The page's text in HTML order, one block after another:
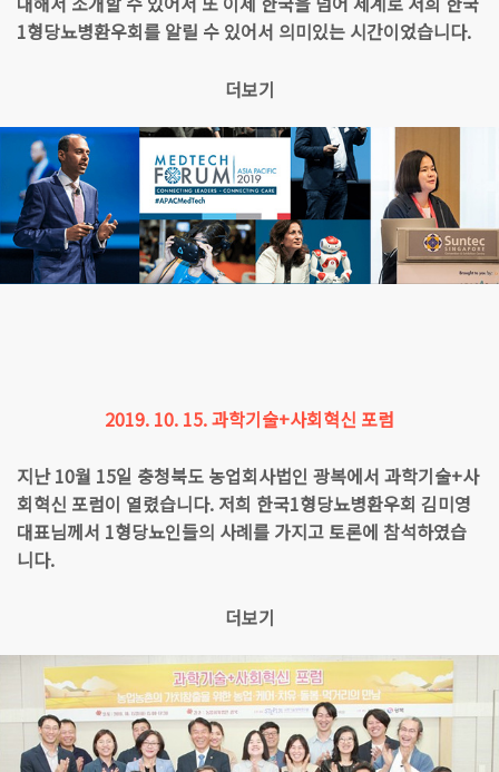
1형당뇨병환우회를 알릴 수 있어서 의미있는 시간이었습니다.
더보기
2019. 10. 15. 과학기술+사회혁신 포럼
지난 10월 15일 충청북도 농업회사법인 광복에서 과학기술+사
회혁신 포럼이 열렸습니다. 저희 한국1형당뇨병환우회 김미영
대표님께서 1형당뇨인들의 사례를 가지고 토론에 참석하였습
니다.
더보기